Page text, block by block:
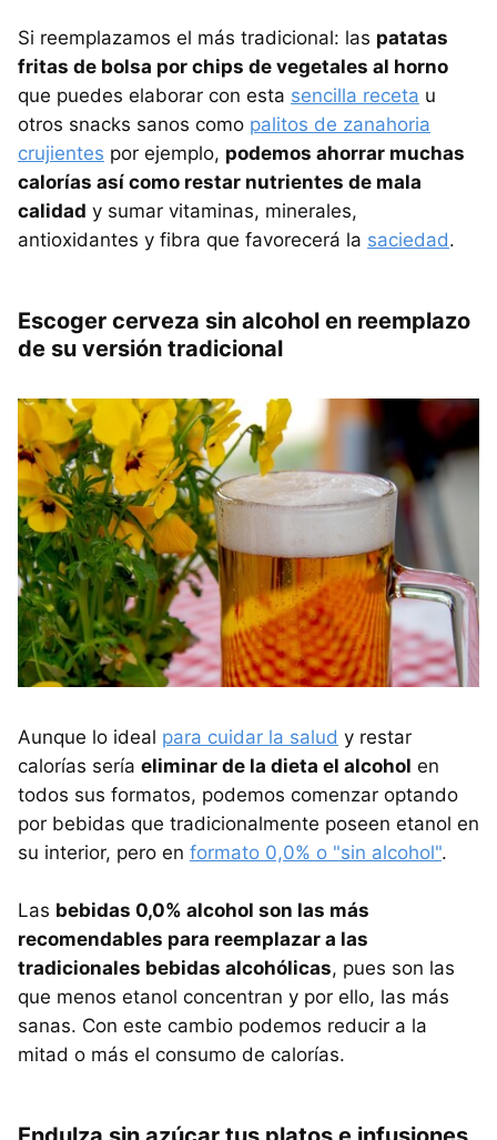
Si reemplazamos el más tradicional: las patatas
fritas de bolsa por chips de vegetales al horno
que puedes elaborar con esta sencilla receta u
otros snacks sanos como palitos de zanahoria
crujientes por ejemplo, podemos ahorrar muchas
calorías así como restar nutrientes de mala
calidad y sumar vitaminas, minerales,
antioxidantes y fibra que favorecerá la saciedad.
Escoger cerveza sin alcohol en reemplazo
de su versión tradicional
Aunque lo ideal para cuidar la salud y restar
calorías sería eliminar de la dieta el alcohol en
todos sus formatos, podemos comenzar optando
por bebidas que tradicionalmente poseen etanol en
su interior, pero en formato 0,0% o "sin alcohol".
Las bebidas 0,0% alcohol son las más
recomendables para reemplazar a las
tradicionales bebidas alcohólicas, pues son las
que menos etanol concentran y por ello, las más
sanas. Con este cambio podemos reducir a la
mitad o más el consumo de calorías.